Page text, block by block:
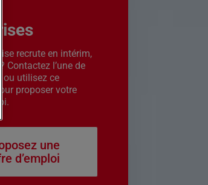
recrute en intérim,
? Contactez l’une de
ou utilisez ce
proposer votre
une
d’emploi